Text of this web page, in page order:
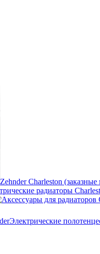
Zehnder Charleston
Электрические